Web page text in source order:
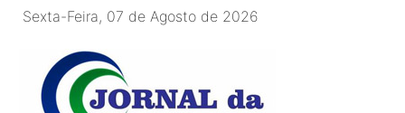
Sexta-Feira, 07 de Agosto de 2026